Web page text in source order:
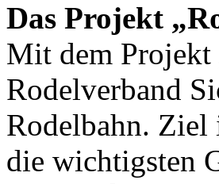
Das Projekt
Mit dem Projekt
Rodelverband
Rodelbahn. Ziel
die wichtigsten